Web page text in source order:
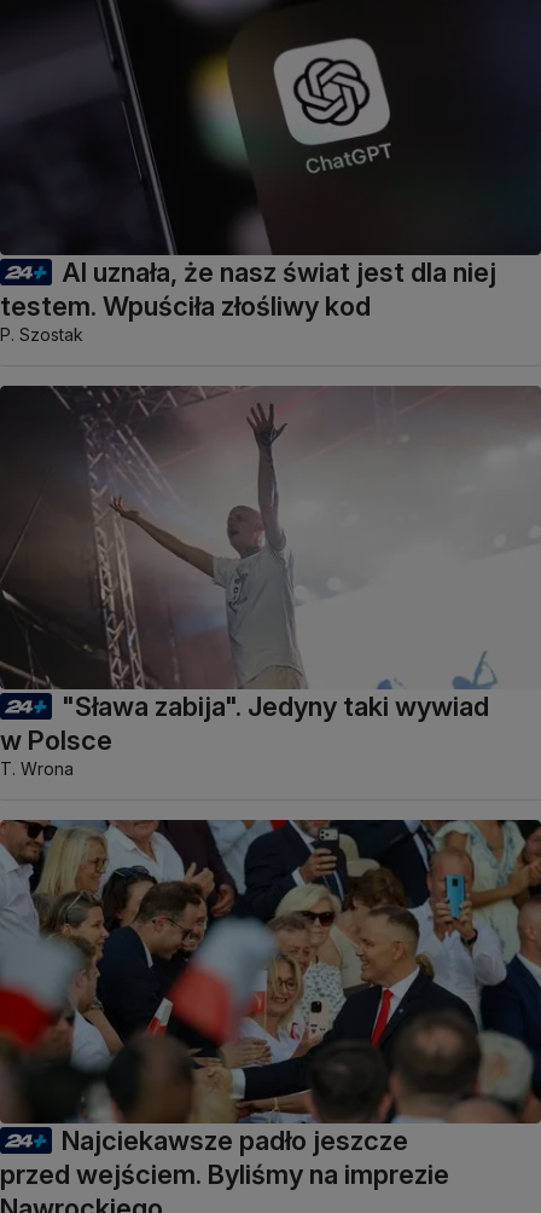
AI uznała, że nasz świat jest dla niej
testem. Wpuściła złośliwy kod
P. Szostak
"Sława zabija". Jedyny taki wywiad
w Polsce
T. Wrona
Najciekawsze padło jeszcze
przed wejściem. Byliśmy na imprezie